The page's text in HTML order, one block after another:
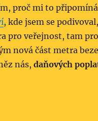
proč mi to
, kde jsem se
pro veřejnost, tam
nová část metra
nás, daňových